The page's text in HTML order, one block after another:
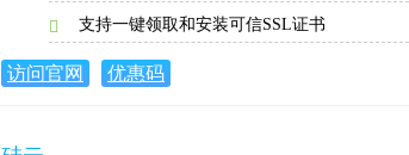
支持一键领取和安装可信SSL证书
访问官网 优惠码